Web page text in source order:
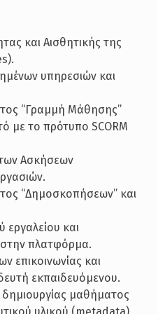
και Αισθητικής της
υπηρεσιών και
“Γραμμή Μάθησης”
με τo πρότυπo SCORM
Ασκήσεων
“Δημοσκοπήσεων” και
εργαλείου και
στην πλατφόρμα.
επικοινωνίας και
εκπαιδευόμενου.
μαθήματος